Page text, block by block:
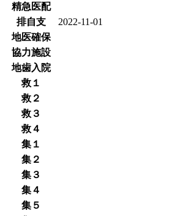
精急医配
排自支
2022-11-01
地医確保
協力施設
地歯入院
救１
救２
救３
救４
集１
集２
集３
集４
集５